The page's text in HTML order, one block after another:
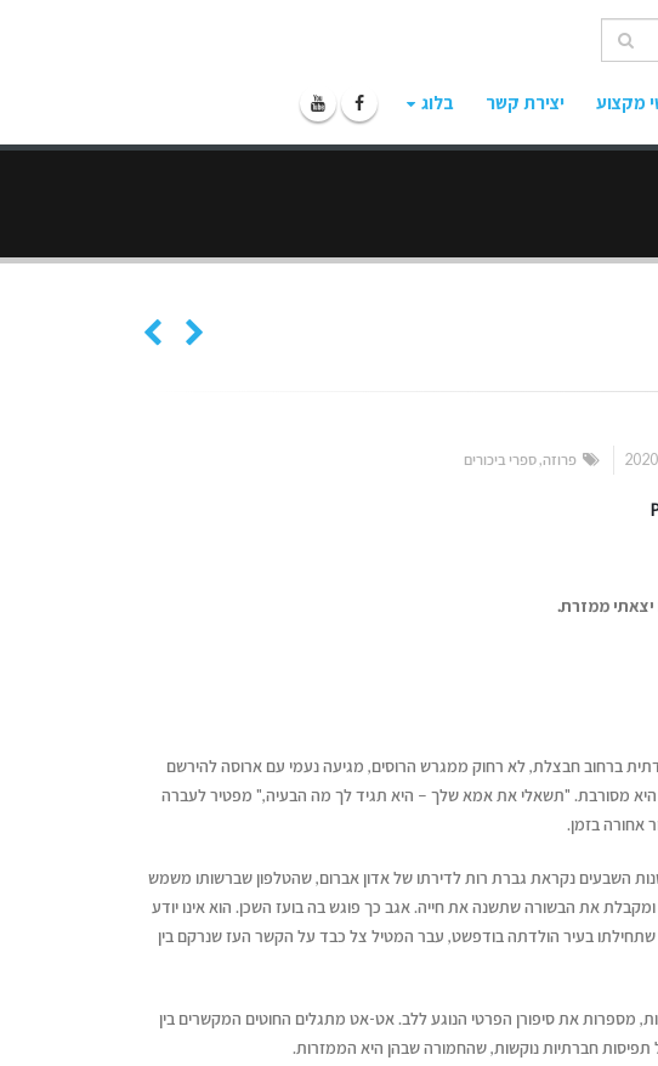
מקצוע יצירת קשר בלוג
פרוזה,ספרי ביכורים
יצאתי ממזרת.
ברחוב חבצלת, לא רחוק ממגרש הרוסים, מגיעה נעמי עם ארוסה להירשם
מסורבת. "תשאלי את אמא שלך – היא תגיד לך מה הבעיה," מפטיר לעברה
אחורה בזמן.
השבעים נקראת גברת רות לדירתו של אדון אברום, שהטלפון שברשותו משמש
את הבשורה שתשנה את חייה. אגב כך פוגש בה בועז השכן. הוא אינו יודע
בעיר הולדתה בודפשט, עבר המטיל צל כבד על הקשר העז שנרקם בין
מספרות את סיפורן הפרטי הנוגע ללב. אט-אט מתגלים החוטים המקשרים בין
תפיסות חברתיות נוקשות, שהחמורה שבהן היא הממזרות.